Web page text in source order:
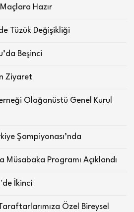
Maçlara Hazır
Tüzük Değişikliği
Beşinci
Ziyaret
Olağanüstü Genel Kurul
Şampiyonası’nda
Programı Açıklandı
İkinci
Özel Bireysel